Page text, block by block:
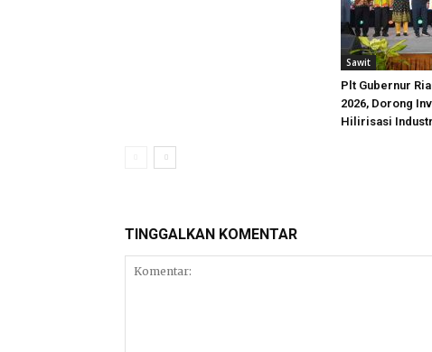
Sawit
Plt Gubernur
2026, Dorong
Hilirisasi
TINGGALKAN KOMENTAR